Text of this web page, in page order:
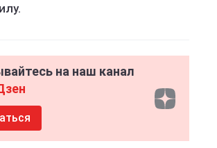
на наш канал